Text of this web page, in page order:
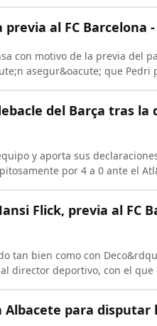
al FC Barcelona
con motivo de la previa del
asegur&oacute; que
del Barça tras
y aporta sus
por 4 a 0 ante el
Flick, previa al FC
tan bien como con
director deportivo, con el que
para disputar